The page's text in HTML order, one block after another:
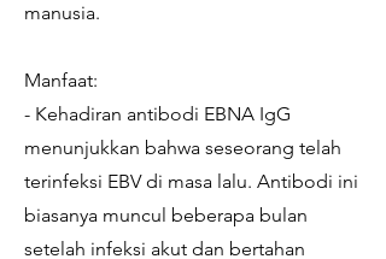
manusia.
Manfaat:
- Kehadiran antibodi EBNA IgG
menunjukkan bahwa seseorang telah
terinfeksi EBV di masa lalu. Antibodi ini
biasanya muncul beberapa bulan
setelah infeksi akut dan bertahan